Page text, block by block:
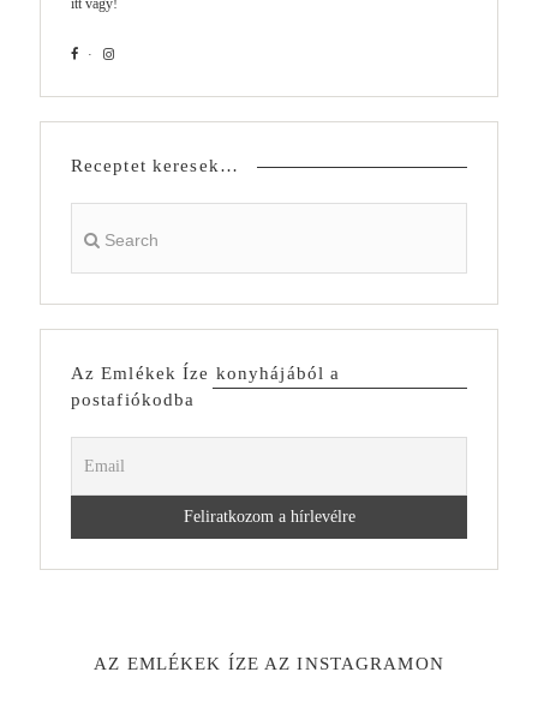
itt vagy!
Receptet keresek…
Az Emlékek Íze konyhájából a
postafiókodba
AZ EMLÉKEK ÍZE AZ INSTAGRAMON